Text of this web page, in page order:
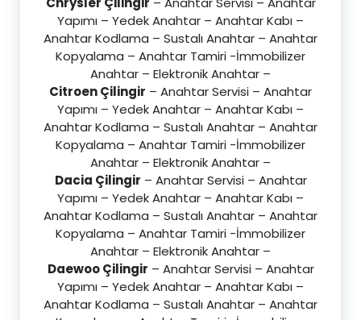
Yapımı – Yedek Anahtar – Anahtar Kabı –
Anahtar Kodlama – Sustalı Anahtar – Anahtar
Kopyalama – Anahtar Tamiri -İmmobilizer
Anahtar – Elektronik Anahtar –
Citroen Çilingir – Anahtar Servisi – Anahtar
Yapımı – Yedek Anahtar – Anahtar Kabı –
Anahtar Kodlama – Sustalı Anahtar – Anahtar
Kopyalama – Anahtar Tamiri -İmmobilizer
Anahtar – Elektronik Anahtar –
Dacia Çilingir – Anahtar Servisi – Anahtar
Yapımı – Yedek Anahtar – Anahtar Kabı –
Anahtar Kodlama – Sustalı Anahtar – Anahtar
Kopyalama – Anahtar Tamiri -İmmobilizer
Anahtar – Elektronik Anahtar –
Daewoo Çilingir – Anahtar Servisi – Anahtar
Yapımı – Yedek Anahtar – Anahtar Kabı –
Anahtar Kodlama – Sustalı Anahtar – Anahtar